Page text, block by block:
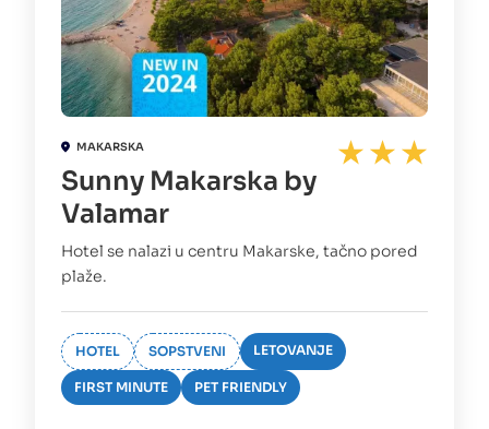
MAKARSKA
Sunny Makarska by
Valamar
Hotel se nalazi u centru Makarske, tačno pored
plaže.
HOTEL SOPSTVENI LETOVANJE
FIRST MINUTE PET FRIENDLY